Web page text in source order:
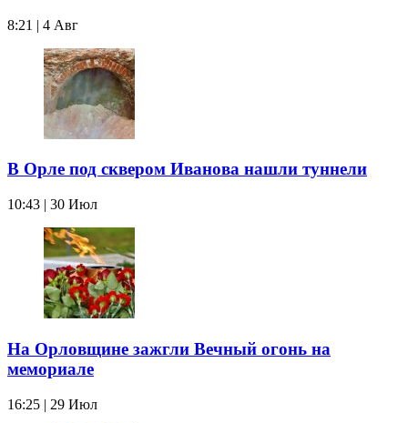
8:21 | 4 Авг
В Орле под сквером Иванова нашли туннели
10:43 | 30 Июл
На Орловщине зажгли Вечный огонь на
мемориале
16:25 | 29 Июл